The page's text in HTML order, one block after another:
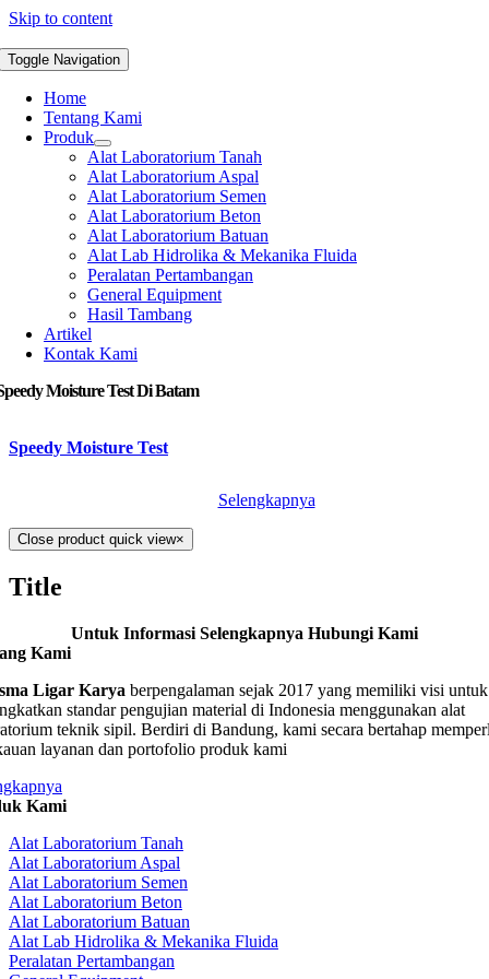
Skip to content
Toggle Navigation
Home
Tentang Kami
Produk
Alat Laboratorium Tanah
Alat Laboratorium Aspal
Alat Laboratorium Semen
Alat Laboratorium Beton
Alat Laboratorium Batuan
Alat Lab Hidrolika & Mekanika Fluida
Peralatan Pertambangan
General Equipment
Hasil Tambang
Artikel
Kontak Kami
Moisture Test Di Batam
Speedy Moisture Test
Selengkapnya
Close product quick view×
Title
Untuk Informasi Selengkapnya Hubungi Kami
Kami
Ligar Karya berpengalaman sejak 2017 yang memiliki visi untuk
standar pengujian material di Indonesia menggunakan alat
teknik sipil. Berdiri di Bandung, kami secara bertahap
layanan dan portofolio produk kami
Kami
Alat Laboratorium Tanah
Alat Laboratorium Aspal
Alat Laboratorium Semen
Alat Laboratorium Beton
Alat Laboratorium Batuan
Alat Lab Hidrolika & Mekanika Fluida
Peralatan Pertambangan